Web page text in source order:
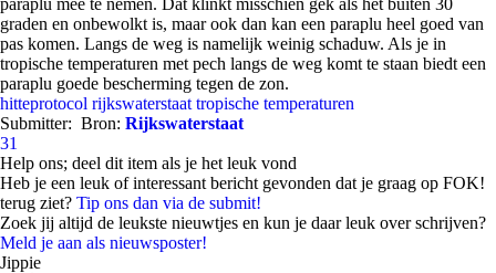
paraplu mee te nemen. Dat klinkt misschien gek als het buiten 30
graden en onbewolkt is, maar ook dan kan een paraplu heel goed van
pas komen. Langs de weg is namelijk weinig schaduw. Als je in
tropische temperaturen met pech langs de weg komt te staan biedt een
paraplu goede bescherming tegen de zon.
hitteprotocol rijkswaterstaat tropische temperaturen
Submitter: Bron: Rijkswaterstaat
31
Help ons; deel dit item als je het leuk vond
Heb je een leuk of interessant bericht gevonden dat je graag op FOK!
terug ziet? Tip ons dan via de submit!
Zoek jij altijd de leukste nieuwtjes en kun je daar leuk over schrijven?
Meld je aan als nieuwsposter!
Jippie